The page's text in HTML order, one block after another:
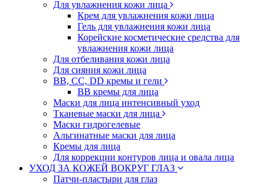
Для увлажнения кожи лица
Крем для увлажнения кожи лица
Гель для увлажнения кожи лица
Корейские косметические средства для
увлажнения кожи лица
Для отбеливания кожи лица
Для сияния кожи лица
BB, CC, DD кремы и гели
BB кремы для лица
Маски для лица интенсивный уход
Тканевые маски для лица
Маски гидрогелевые
Альгинатные маски для лица
Кремы для лица
Для коррекции контуров лица и овала лица
УХОД ЗА КОЖЕЙ ВОКРУГ ГЛАЗ
Патчи-пластыри для глаз